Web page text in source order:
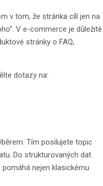
v tom, že stránka cílí jen na
V e-commerce je důležité
stránky o FAQ,
dotazy na:
Tím posilujete topic
Do strukturovaných dat
pomáhá nejen klasickému